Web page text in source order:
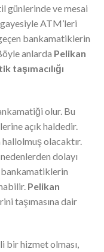
günlerinde ve mesai
ATM’leri
bankamatiklerin
anlarda Pelikan
taşımacılığı
olur. Bu
açık haldedir.
olacaktır.
dolayı
bankamatiklerin
Pelikan
taşımasına dair
bir hizmet olması,